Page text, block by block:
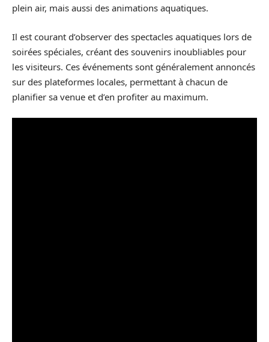
plein air, mais aussi des animations aquatiques.
Il est courant d’observer des spectacles aquatiques lors de
soirées spéciales, créant des souvenirs inoubliables pour
les visiteurs. Ces événements sont généralement annoncés
sur des plateformes locales, permettant à chacun de
planifier sa venue et d’en profiter au maximum.